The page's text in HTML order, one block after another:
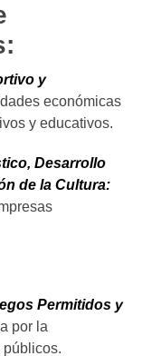
y
económicas
y educativos.
Desarrollo
de la Cultura:
Permitidos y
por la